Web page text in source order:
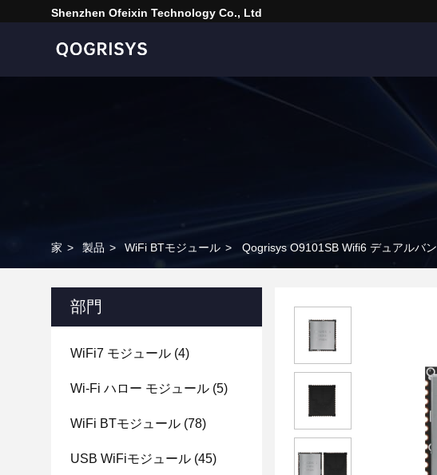
Shenzhen Ofeixin Technology Co., Ltd
家 > 製品 > WiFi BTモジュール > Qogrisys O9101SB Wifi6 デュアルバ
部門
WiFi7 モジュール (4)
Wi-Fi ハロー モジュール (5)
WiFi BTモジュール (78)
USB WiFiモジュール (45)